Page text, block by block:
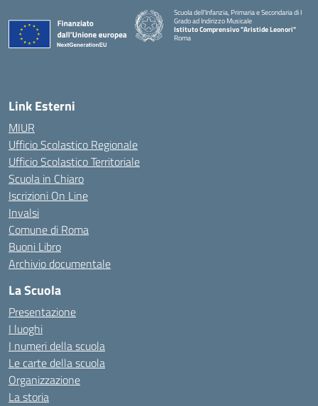
Scuola dell'Infanzia, Primaria e Secondaria di I
Grado ad Indirizzo Musicale
Istituto Comprensivo "Aristide Leonori"
Roma
Link Esterni
MIUR
Ufficio Scolastico Regionale
Ufficio Scolastico Territoriale
Scuola in Chiaro
Iscrizioni On Line
Invalsi
Comune di Roma
Buoni Libro
Archivio documentale
La Scuola
Presentazione
I luoghi
I numeri della scuola
Le carte della scuola
Organizzazione
La storia